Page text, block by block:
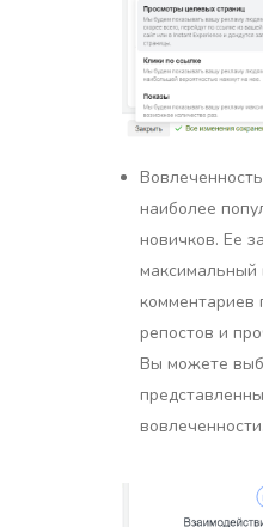
наиболее
новичков. Ее
максимальный
комментариев
репостов и
Вы можете
вовлеченности.